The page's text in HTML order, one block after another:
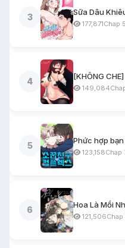
3
Sữa Dâu
177,871Chap
4
149,084
5
Phức hợp
123,158Chap
6
Hoa Là Mồi
121,506Chap